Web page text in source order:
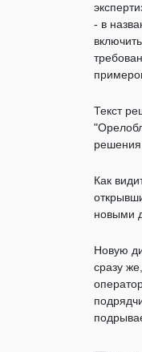
- в
Текст
решения
Как
новыми
Новую
сразу